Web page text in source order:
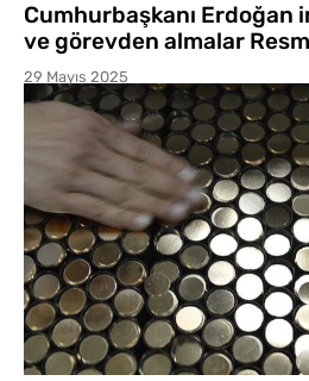
Cumhurbaşkanı Erdoğan
ve görevden almalar
29 Mayıs 2025